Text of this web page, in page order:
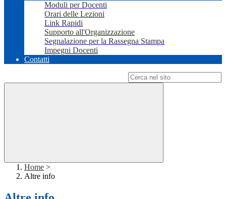
Moduli per Docenti
Orari delle Lezioni
Link Rapidi
Supporto all'Organizzazione
Segnalazione per la Rassegna Stampa
Impegni Docenti
Contatti
Home >
Altre info